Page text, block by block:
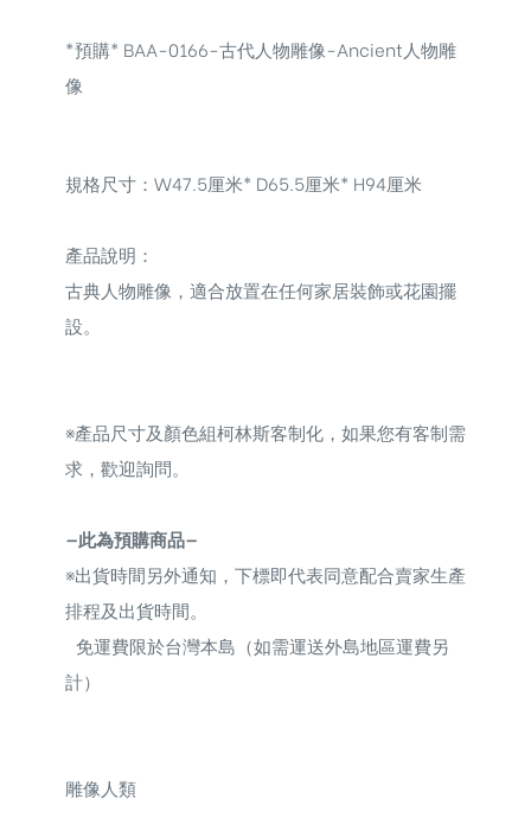
*預購* BAA-0166-古代人物雕像-Ancient人物雕
像
規格尺寸：W47.5厘米* D65.5厘米* H94厘米
產品說明：
古典人物雕像， 適合放置在任何家居裝飾或花園擺
設。
※產品尺寸及顏色組柯林斯客制化，如果您有客制需
求，歡迎詢問。
—此為預購商品—
※出貨時間另外通知，下標即代表同意配合賣家生產
排程及出貨時間。
免運費限於台灣本島（如需運送外島地區運費另
計）
雕像人類